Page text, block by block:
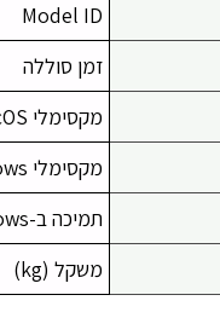
Model ID
זמן סוללה
מקסימלי MacOS
מקסימלי Windows
תמיכה ב-Windows
משקל (kg)